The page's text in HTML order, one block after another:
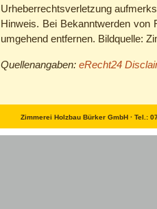
Urheberrechtsverletzung
Hinweis. Bei Bekanntwerden von
umgehend entfernen. Bildquelle:
Quellenangaben: eRecht24
Zimmerei Holzbau Bürker GmbH ∙ Tel.: